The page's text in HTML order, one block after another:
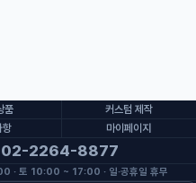
품
커스텀 제작
항 마이페이지
02-2264-8877
토 10:00 ~ 17:00 · 일·공휴일 휴무